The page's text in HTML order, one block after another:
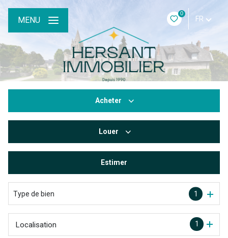
0
FR
MENU
Acheter
Louer
De l'immo pro
Estimer
Type de bien 1
1
Localisation